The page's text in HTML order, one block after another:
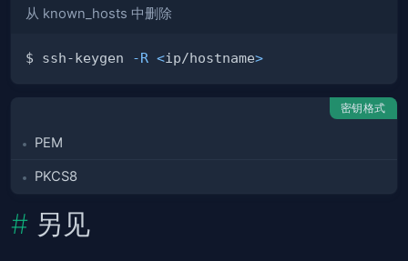
从 known_hosts 中删除
$ ssh-keygen -R <ip/hostname>
密钥格式
PEM
PKCS8
另见